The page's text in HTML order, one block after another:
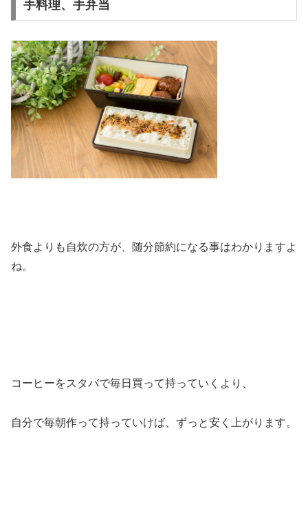
手料理、手弁当
外食よりも自炊の方が、随分節約になる事はわかりますよ
ね。
コーヒーをスタバで毎日買って持っていくより、
自分で毎朝作って持っていけば、ずっと安く上がります。